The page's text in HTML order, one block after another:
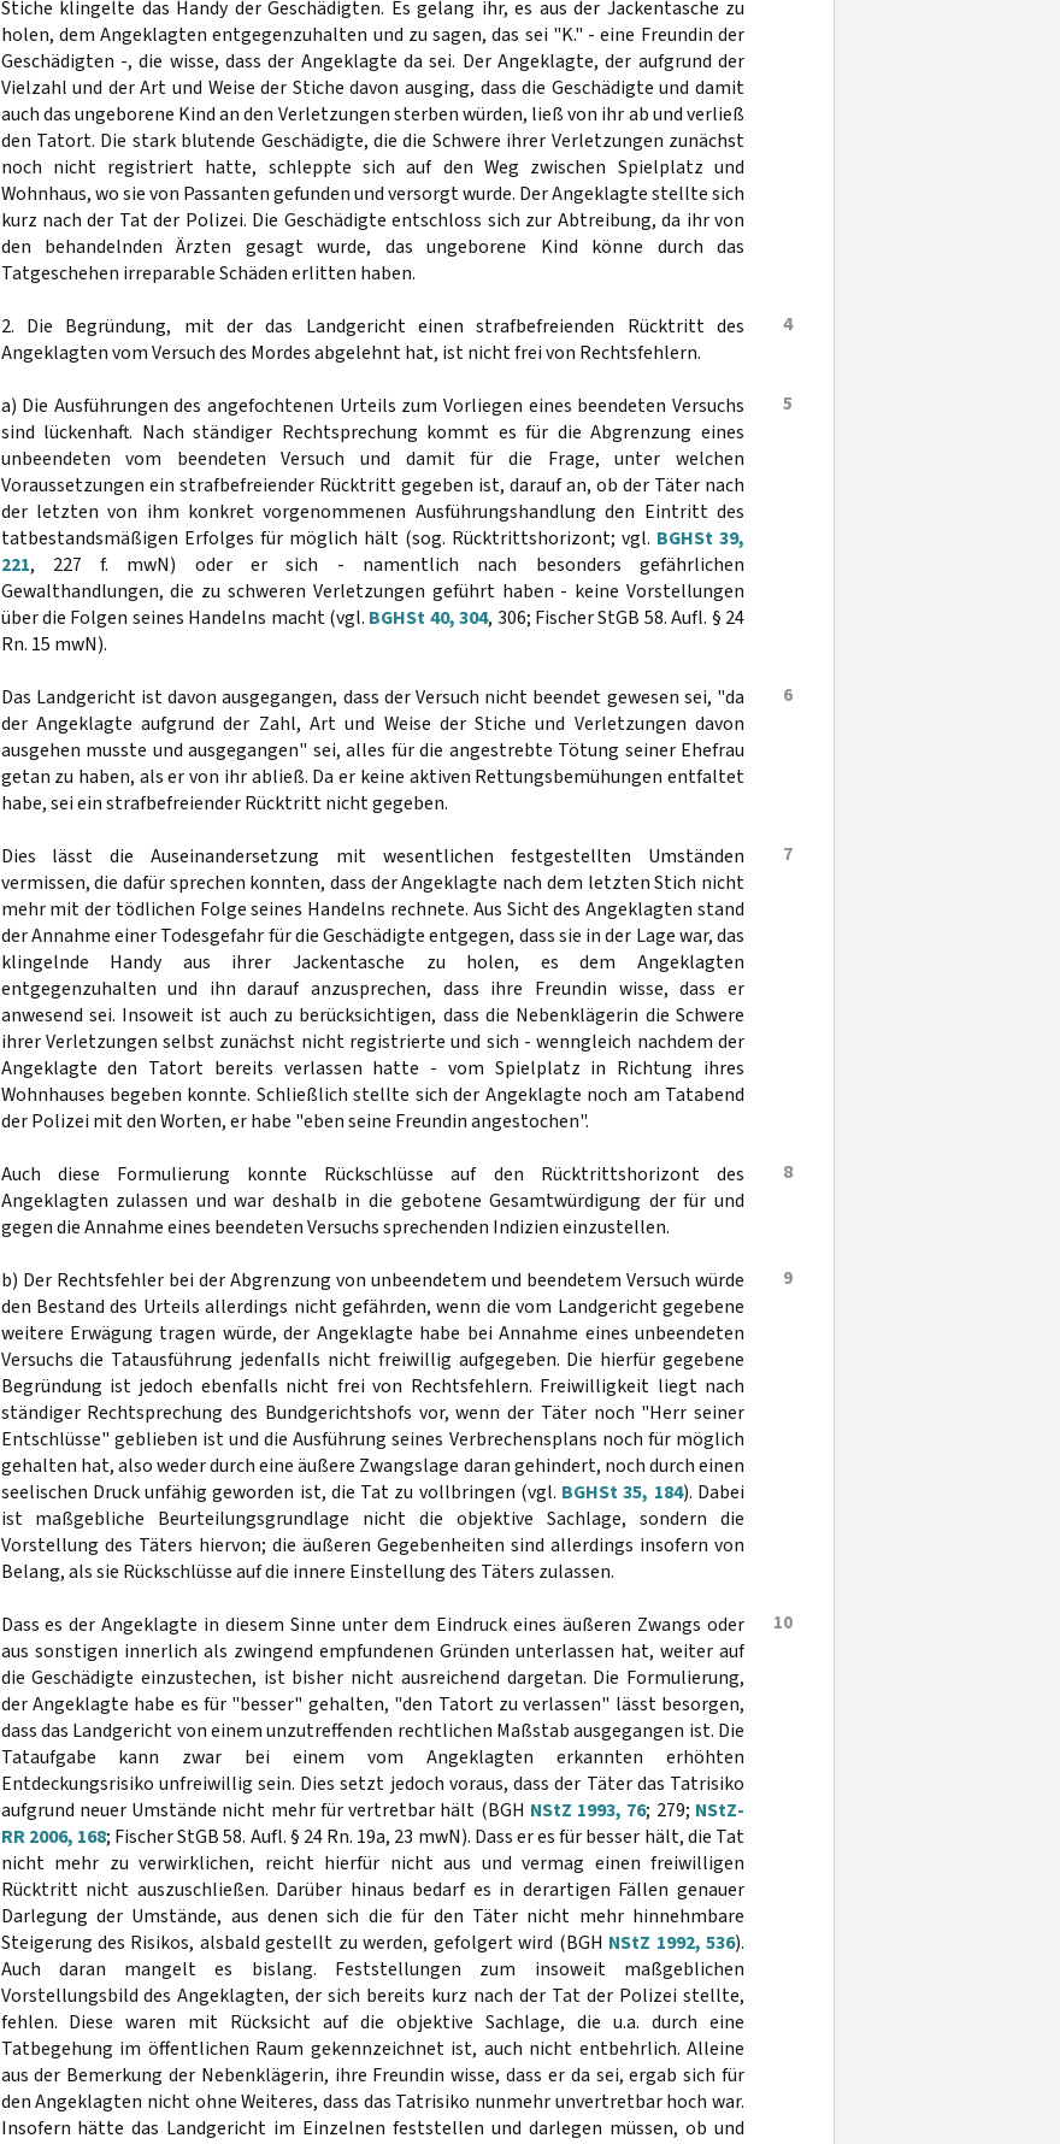
Stiche klingelte das Handy der Geschädigten. Es gelang ihr, es aus der Jackentasche zu
holen, dem Angeklagten entgegenzuhalten und zu sagen, das sei "K." - eine Freundin der
Geschädigten -, die wisse, dass der Angeklagte da sei. Der Angeklagte, der aufgrund der
Vielzahl und der Art und Weise der Stiche davon ausging, dass die Geschädigte und damit
auch das ungeborene Kind an den Verletzungen sterben würden, ließ von ihr ab und verließ
den Tatort. Die stark blutende Geschädigte, die die Schwere ihrer Verletzungen zunächst
noch nicht registriert hatte, schleppte sich auf den Weg zwischen Spielplatz und
Wohnhaus, wo sie von Passanten gefunden und versorgt wurde. Der Angeklagte stellte sich
kurz nach der Tat der Polizei. Die Geschädigte entschloss sich zur Abtreibung, da ihr von
den behandelnden Ärzten gesagt wurde, das ungeborene Kind könne durch das
Tatgeschehen irreparable Schäden erlitten haben.
4
2. Die Begründung, mit der das Landgericht einen strafbefreienden Rücktritt des
Angeklagten vom Versuch des Mordes abgelehnt hat, ist nicht frei von Rechtsfehlern.
5
a) Die Ausführungen des angefochtenen Urteils zum Vorliegen eines beendeten Versuchs
sind lückenhaft. Nach ständiger Rechtsprechung kommt es für die Abgrenzung eines
unbeendeten vom beendeten Versuch und damit für die Frage, unter welchen
Voraussetzungen ein strafbefreiender Rücktritt gegeben ist, darauf an, ob der Täter nach
der letzten von ihm konkret vorgenommenen Ausführungshandlung den Eintritt des
tatbestandsmäßigen Erfolges für möglich hält (sog. Rücktrittshorizont; vgl. BGHSt 39,
221, 227 f. mwN) oder er sich - namentlich nach besonders gefährlichen
Gewalthandlungen, die zu schweren Verletzungen geführt haben - keine Vorstellungen
über die Folgen seines Handelns macht (vgl. BGHSt 40, 304, 306; Fischer StGB 58. Aufl. § 24
Rn. 15 mwN).
6
Das Landgericht ist davon ausgegangen, dass der Versuch nicht beendet gewesen sei, "da
der Angeklagte aufgrund der Zahl, Art und Weise der Stiche und Verletzungen davon
ausgehen musste und ausgegangen" sei, alles für die angestrebte Tötung seiner Ehefrau
getan zu haben, als er von ihr abließ. Da er keine aktiven Rettungsbemühungen entfaltet
habe, sei ein strafbefreiender Rücktritt nicht gegeben.
7
Dies lässt die Auseinandersetzung mit wesentlichen festgestellten Umständen
vermissen, die dafür sprechen konnten, dass der Angeklagte nach dem letzten Stich nicht
mehr mit der tödlichen Folge seines Handelns rechnete. Aus Sicht des Angeklagten stand
der Annahme einer Todesgefahr für die Geschädigte entgegen, dass sie in der Lage war, das
klingelnde Handy aus ihrer Jackentasche zu holen, es dem Angeklagten
entgegenzuhalten und ihn darauf anzusprechen, dass ihre Freundin wisse, dass er
anwesend sei. Insoweit ist auch zu berücksichtigen, dass die Nebenklägerin die Schwere
ihrer Verletzungen selbst zunächst nicht registrierte und sich - wenngleich nachdem der
Angeklagte den Tatort bereits verlassen hatte - vom Spielplatz in Richtung ihres
Wohnhauses begeben konnte. Schließlich stellte sich der Angeklagte noch am Tatabend
der Polizei mit den Worten, er habe "eben seine Freundin angestochen".
8
Auch diese Formulierung konnte Rückschlüsse auf den Rücktrittshorizont des
Angeklagten zulassen und war deshalb in die gebotene Gesamtwürdigung der für und
gegen die Annahme eines beendeten Versuchs sprechenden Indizien einzustellen.
9
b) Der Rechtsfehler bei der Abgrenzung von unbeendetem und beendetem Versuch würde
den Bestand des Urteils allerdings nicht gefährden, wenn die vom Landgericht gegebene
weitere Erwägung tragen würde, der Angeklagte habe bei Annahme eines unbeendeten
Versuchs die Tatausführung jedenfalls nicht freiwillig aufgegeben. Die hierfür gegebene
Begründung ist jedoch ebenfalls nicht frei von Rechtsfehlern. Freiwilligkeit liegt nach
ständiger Rechtsprechung des Bundgerichtshofs vor, wenn der Täter noch "Herr seiner
Entschlüsse" geblieben ist und die Ausführung seines Verbrechensplans noch für möglich
gehalten hat, also weder durch eine äußere Zwangslage daran gehindert, noch durch einen
seelischen Druck unfähig geworden ist, die Tat zu vollbringen (vgl. BGHSt 35, 184). Dabei
ist maßgebliche Beurteilungsgrundlage nicht die objektive Sachlage, sondern die
Vorstellung des Täters hiervon; die äußeren Gegebenheiten sind allerdings insofern von
Belang, als sie Rückschlüsse auf die innere Einstellung des Täters zulassen.
10
Dass es der Angeklagte in diesem Sinne unter dem Eindruck eines äußeren Zwangs oder
aus sonstigen innerlich als zwingend empfundenen Gründen unterlassen hat, weiter auf
die Geschädigte einzustechen, ist bisher nicht ausreichend dargetan. Die Formulierung,
der Angeklagte habe es für "besser" gehalten, "den Tatort zu verlassen" lässt besorgen,
dass das Landgericht von einem unzutreffenden rechtlichen Maßstab ausgegangen ist. Die
Tataufgabe kann zwar bei einem vom Angeklagten erkannten erhöhten
Entdeckungsrisiko unfreiwillig sein. Dies setzt jedoch voraus, dass der Täter das Tatrisiko
aufgrund neuer Umstände nicht mehr für vertretbar hält (BGH NStZ 1993, 76; 279; NStZ-
RR 2006, 168; Fischer StGB 58. Aufl. § 24 Rn. 19a, 23 mwN). Dass er es für besser hält, die Tat
nicht mehr zu verwirklichen, reicht hierfür nicht aus und vermag einen freiwilligen
Rücktritt nicht auszuschließen. Darüber hinaus bedarf es in derartigen Fällen genauer
Darlegung der Umstände, aus denen sich die für den Täter nicht mehr hinnehmbare
Steigerung des Risikos, alsbald gestellt zu werden, gefolgert wird (BGH NStZ 1992, 536).
Auch daran mangelt es bislang. Feststellungen zum insoweit maßgeblichen
Vorstellungsbild des Angeklagten, der sich bereits kurz nach der Tat der Polizei stellte,
fehlen. Diese waren mit Rücksicht auf die objektive Sachlage, die u.a. durch eine
Tatbegehung im öffentlichen Raum gekennzeichnet ist, auch nicht entbehrlich. Alleine
aus der Bemerkung der Nebenklägerin, ihre Freundin wisse, dass er da sei, ergab sich für
den Angeklagten nicht ohne Weiteres, dass das Tatrisiko nunmehr unvertretbar hoch war.
Insofern hätte das Landgericht im Einzelnen feststellen und darlegen müssen, ob und